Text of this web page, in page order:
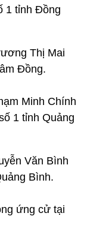
1 tỉnh Đồng
Thị Mai
Đồng.
Minh Chính
1 tỉnh Quảng
Văn Bình
Bình.
ứng cử tại